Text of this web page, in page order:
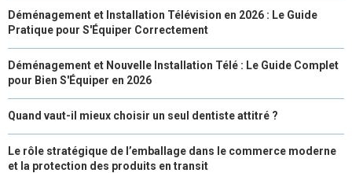
Déménagement et Installation Télévision en 2026 : Le Guide
Pratique pour S'Équiper Correctement
Déménagement et Nouvelle Installation Télé : Le Guide Complet
pour Bien S'Équiper en 2026
Quand vaut-il mieux choisir un seul dentiste attitré ?
Le rôle stratégique de l’emballage dans le commerce moderne
et la protection des produits en transit